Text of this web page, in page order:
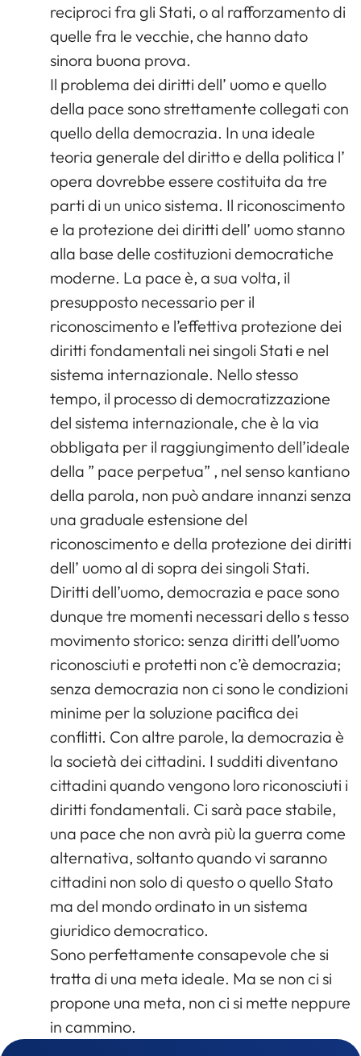
reciproci fra gli Stati, o al rafforzamento di
quelle fra le vecchie, che hanno dato
sinora buona prova.
Il problema dei diritti dell’ uomo e quello
della pace sono strettamente collegati con
quello della democrazia. In una ideale
teoria generale del diritto e della politica l’
opera dovrebbe essere costituita da tre
parti di un unico sistema. Il riconoscimento
e la protezione dei diritti dell’ uomo stanno
alla base delle costituzioni democratiche
moderne. La pace è, a sua volta, il
presupposto necessario per il
riconoscimento e l’effettiva protezione dei
diritti fondamentali nei singoli Stati e nel
sistema internazionale. Nello stesso
tempo, il processo di democratizzazione
del sistema internazionale, che è la via
obbligata per il raggiungimento dell’ideale
della ” pace perpetua” , nel senso kantiano
della parola, non può andare innanzi senza
una graduale estensione del
riconoscimento e della protezione dei diritti
dell’ uomo al di sopra dei singoli Stati.
Diritti dell’uomo, democrazia e pace sono
dunque tre momenti necessari dello s tesso
movimento storico: senza diritti dell’uomo
riconosciuti e protetti non c’è democrazia;
senza democrazia non ci sono le condizioni
minime per la soluzione pacifica dei
conflitti. Con altre parole, la democrazia è
la società dei cittadini. I sudditi diventano
cittadini quando vengono loro riconosciuti i
diritti fondamentali. Ci sarà pace stabile,
una pace che non avrà più la guerra come
alternativa, soltanto quando vi saranno
cittadini non solo di questo o quello Stato
ma del mondo ordinato in un sistema
giuridico democratico.
Sono perfettamente consapevole che si
tratta di una meta ideale. Ma se non ci si
propone una meta, non ci si mette neppure
in cammino.